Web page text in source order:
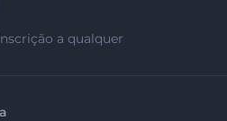
a qualquer